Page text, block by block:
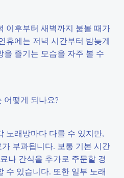
이후부터 새벽까지 붐볼 때가
휴에는 저녁 시간부터 밤늦게
즐기는 모습을 자주 볼 수
어떻게 되나요?
노래방마다 다를 수 있지만,
부과됩니다. 보통 기본 시간
나 간식을 추가로 주문할 경
수 있습니다. 또한 일부 노래